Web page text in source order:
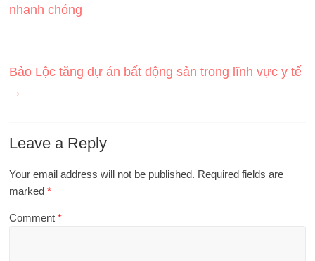
nhanh chóng
Bảo Lộc tăng dự án bất động sản trong lĩnh vực y tế
→
Leave a Reply
Your email address will not be published. Required fields are
marked*
Comment*